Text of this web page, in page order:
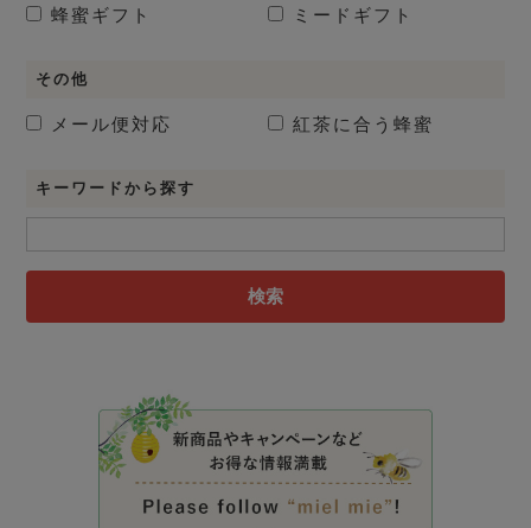
蜂蜜ギフト
ミードギフト
その他
メール便対応 紅茶に合う蜂蜜
キーワードから探す
検索